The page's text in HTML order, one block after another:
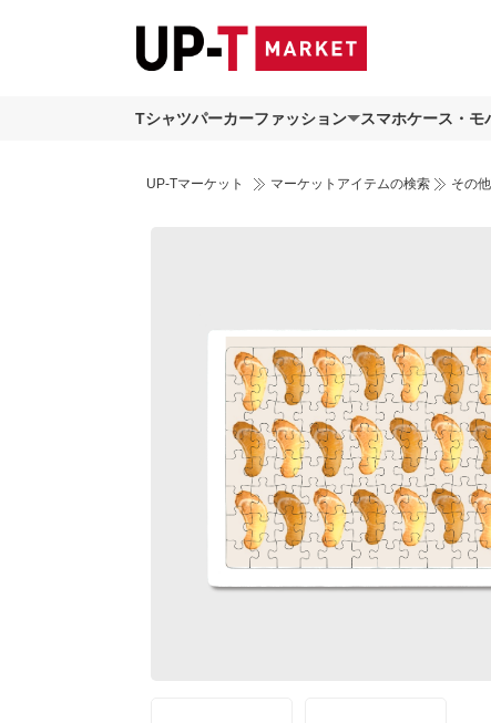
Tシャツパーカーファッション スマホケース・モ
UP-Tマーケット マーケットアイテムの検索 その